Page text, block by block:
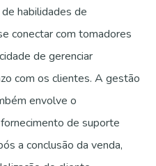
habilidades de
conectar com tomadores
de gerenciar
com os clientes. A gestão
envolve o
de suporte
a conclusão da venda,